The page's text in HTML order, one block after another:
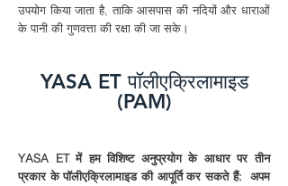
उपयोग किया जाता है, ताकि आसपास की नदियों और धाराओं
के पानी की गुणवत्ता की रक्षा की जा सके।
YASA ET पॉलीएक्रिलामाइड
(PAM)
YASA ET में हम विशिष्ट अनुप्रयोग के आधार पर तीन
प्रकार के पॉलीएक्रिलामाइड की आपूर्ति कर सकते हैं:
अपम